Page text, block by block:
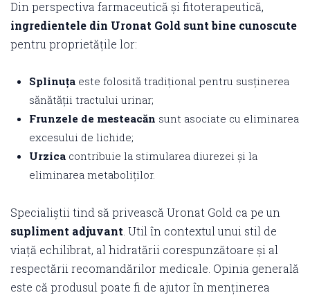
Din perspectiva farmaceutică și fitoterapeutică,
ingredientele din Uronat Gold sunt bine cunoscute
pentru proprietățile lor:
Splinuța este folosită tradițional pentru susținerea
sănătății tractului urinar;
Frunzele de mesteacăn sunt asociate cu eliminarea
excesului de lichide;
Urzica contribuie la stimularea diurezei și la
eliminarea metaboliților.
Specialiștii tind să privească Uronat Gold ca pe un
supliment adjuvant . Util în contextul unui stil de
viață echilibrat, al hidratării corespunzătoare și al
respectării recomandărilor medicale. Opinia generală
este că produsul poate fi de ajutor în menținerea